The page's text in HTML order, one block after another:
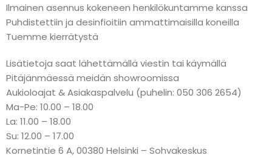
Ilmainen asennus kokeneen henkilökuntamme kanssa
Puhdistettiin ja desinfioitiin ammattimaisilla koneilla
Tuemme kierrätystä
Lisätietoja saat lähettämällä viestin tai käymällä
Pitäjänmäessä meidän showroomissa
Aukioloajat & Asiakaspalvelu (puhelin: 050 306 2654)
Ma-Pe: 10.00 – 18.00
La: 11.00 – 18.00
Su: 12.00 – 17.00
Kornetintie 6 A, 00380 Helsinki – Sohvakeskus